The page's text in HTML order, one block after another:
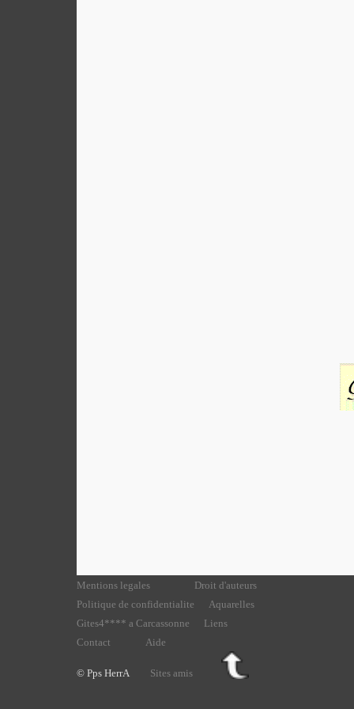
Mentions legales
Droit d'auteurs
Politique de confidentialite
Aquarelles
Gites4**** a Carcassonne
Liens
Contact
Aide
© Pps HerrA Sites amis